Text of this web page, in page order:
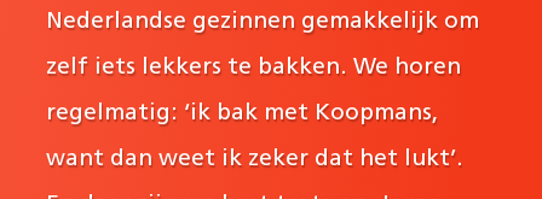
Nederlandse gezinnen gemakkelijk om
zelf iets lekkers te bakken. We horen
regelmatig: ‘ik bak met Koopmans,
want dan weet ik zeker dat het lukt’.